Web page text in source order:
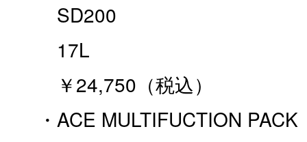
SD200
17L
￥24,750（税込）
・ACE MULTIFUCTION